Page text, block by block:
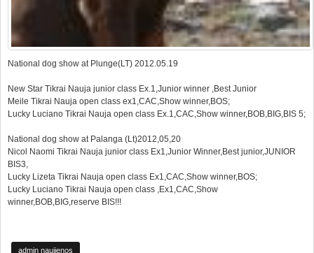
National dog show at Plunge(LT) 2012.05.19
New Star Tikrai Nauja junior class Ex.1,Junior winner ,Best Junior
Meile Tikrai Nauja open class ex1,CAC,Show winner,BOS;
Lucky Luciano Tikrai Nauja open class Ex.1,CAC,Show winner,BOB,BIG,BIS 5;
National dog show at Palanga (Lt)2012,05,20
Nicol Naomi Tikrai Nauja junior class Ex1,Junior Winner,Best junior,JUNIOR
BIS3,
Lucky Lizeta Tikrai Nauja open class Ex1,CAC,Show winner,BOS;
Lucky Luciano Tikrai Nauja open class ,Ex1,CAC,Show
winner,BOB,BIG,reserve BIS!!!
admin naujienos